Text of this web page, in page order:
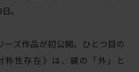
。
ズ作品が初公開。ひとつ目の
称性存在》は、鏡の「外」と